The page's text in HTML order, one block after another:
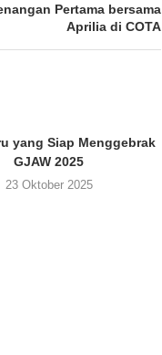
Pertama bersama
Aprilia di COTA
yang Siap Menggebrak
GJAW 2025
23 Oktober 2025